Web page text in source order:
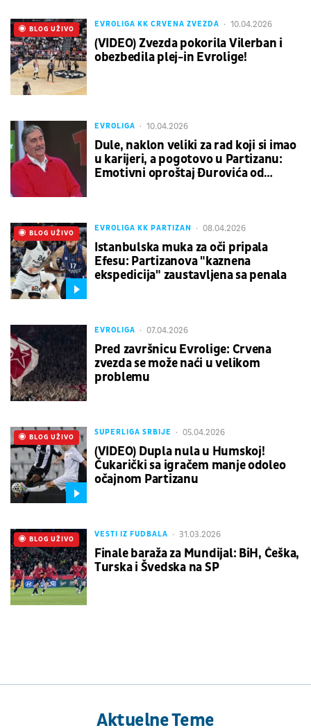
EVROLIGA KK CRVENA ZVEZDA 10.04.2026
(VIDEO) Zvezda pokorila Vilerban i
obezbedila plej-in Evrolige!
UŽIVO
BLOG UŽIVO
EVROLIGA 10.04.2026
Dule, naklon veliki za rad koji si imao
u karijeri, a pogotovo u Partizanu:
Emotivni oproštaj Đurovića od
EVROLIGA KK PARTIZAN 08.04.2026
Istanbulska muka za oči pripala
Efesu: Partizanova "kaznena
ekspedicija" zaustavljena sa penala
UŽIVO
BLOG UŽIVO
EVROLIGA 07.04.2026
Pred završnicu Evrolige: Crvena
zvezda se može naći u velikom
problemu
SUPERLIGA SRBIJE 05.04.2026
(VIDEO) Dupla nula u Humskoj!
Čukarički sa igračem manje odoleo
očajnom Partizanu
UŽIVO
BLOG UŽIVO
VESTI IZ FUDBALA 31.03.2026
Finale baraža za Mundijal: BiH, Češka,
Turska i Švedska na SP
UŽIVO
BLOG UŽIVO
Aktuelne Teme